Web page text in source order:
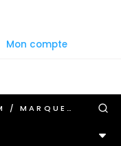
Mon compte